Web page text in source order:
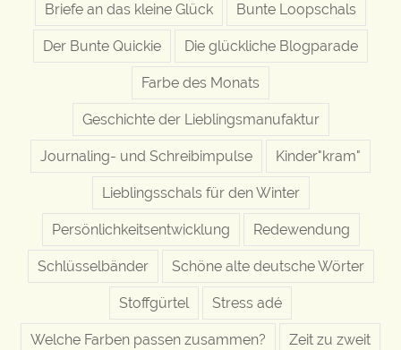
Briefe an das kleine Glück Bunte Loopschals
Der Bunte Quickie Die glückliche Blogparade
Farbe des Monats
Geschichte der Lieblingsmanufaktur
Journaling- und Schreibimpulse Kinder"kram"
Lieblingsschals für den Winter
Persönlichkeitsentwicklung Redewendung
Schlüsselbänder Schöne alte deutsche Wörter
Stoffgürtel Stress adé
Welche Farben passen zusammen? Zeit zu zweit